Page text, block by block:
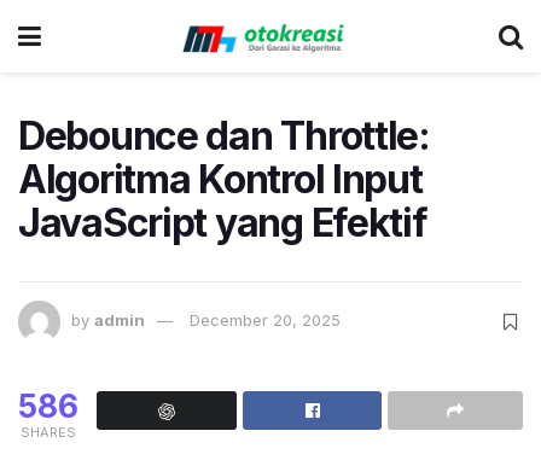
Debounce dan Throttle:
Algoritma Kontrol Input
JavaScript yang Efektif
by admin December 20, 2025
586
SHARES